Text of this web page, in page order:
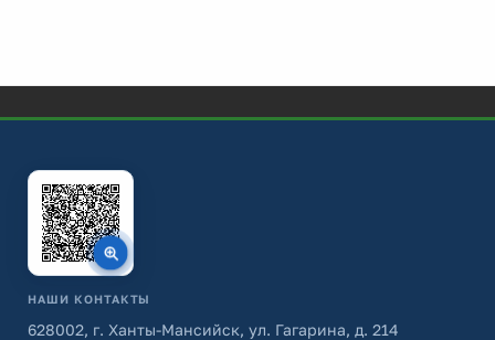
НАШИ КОНТАКТЫ
628002, г. Ханты-Мансийск, ул. Гагарина, д. 214